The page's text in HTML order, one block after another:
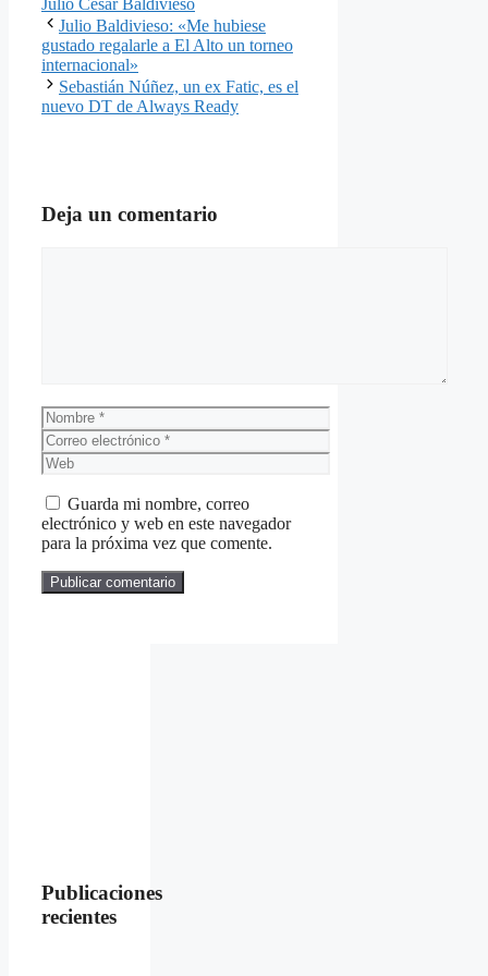
Julio Cesar Baldivieso
Julio Baldivieso: «Me hubiese
gustado regalarle a El Alto un torneo
internacional»
Sebastián Núñez, un ex Fatic, es el
nuevo DT de Always Ready
Deja un comentario
Nombre
Correo
electrónico
Web
Guarda mi nombre, correo
electrónico y web en este navegador
para la próxima vez que comente.
Publicaciones
recientes